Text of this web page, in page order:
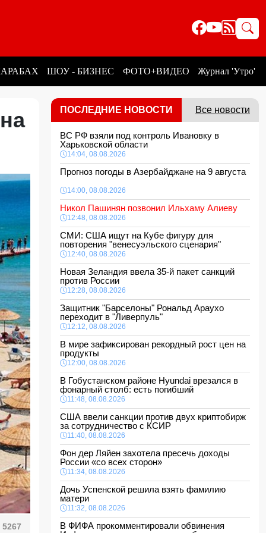
ШОУ - БИЗНЕС ФОТО+ВИДЕО Журнал 'Утро'
5267
ПОСЛЕДНИЕ НОВОСТИ Все новости
ВС РФ взяли под контроль Ивановку в
Харьковской области
14:04, 08.08.2026
Прогноз погоды в Азербайджане на 9 августа
14:00, 08.08.2026
Никол Пашинян позвонил Ильхаму Алиеву
12:48, 08.08.2026
СМИ: США ищут на Кубе фигуру для
повторения "венесуэльского сценария"
12:40, 08.08.2026
Новая Зеландия ввела 35-й пакет санкций
против России
12:28, 08.08.2026
Защитник "Барселоны" Рональд Араухо
переходит в "Ливерпуль"
12:12, 08.08.2026
В мире зафиксирован рекордный рост цен на
продукты
12:00, 08.08.2026
В Гобустанском районе Hyundai врезался в
фонарный столб: есть погибший
11:48, 08.08.2026
США ввели санкции против двух криптобирж
за сотрудничество с КСИР
11:40, 08.08.2026
Фон дер Ляйен захотела пресечь доходы
России «со всех сторон»
11:34, 08.08.2026
Дочь Успенской решила взять фамилию
матери
11:32, 08.08.2026
В ФИФА прокомментировали обвинения